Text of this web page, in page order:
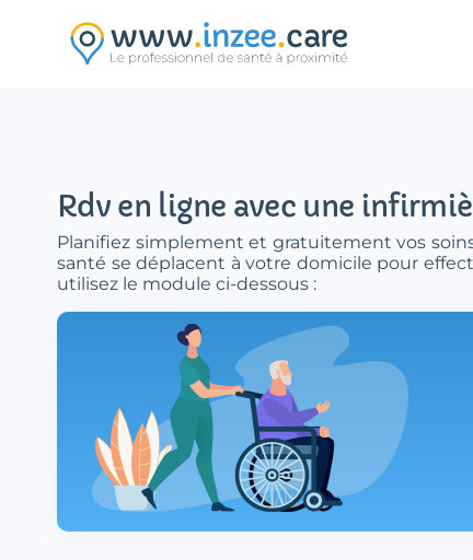
Rdv en ligne avec une
Planifiez simplement et gratuitement vos
santé se déplacent à votre domicile pour
utilisez le module ci-dessous :